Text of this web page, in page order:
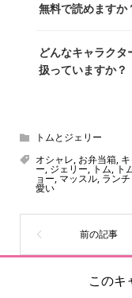
いをお届けするこ
め、正確な情報を
無料で読めますか
どんなキャラクタ
扱っていますか？
ん！200種以上のト
をご紹介していま
ーをいち早く皆さ
ひとつです。
トムとジェリー
オシャレ, お弁当箱,
ー, ジェリー, トム,ト
ョー, マッスル, ラン
愛い
このキ